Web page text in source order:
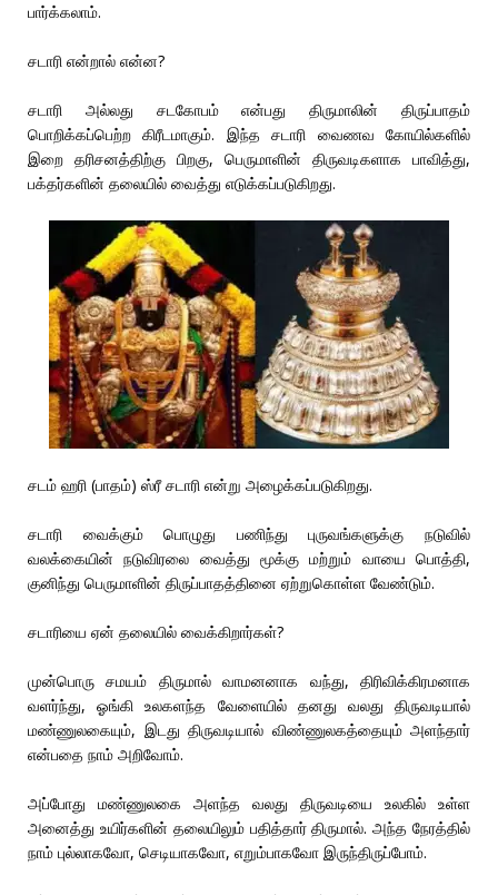
பார்க்கலாம்.
சடாரி என்றால் என்ன?
சடாரி அல்லது சடகோபம் என்பது திருமாலின் திருப்பாதம்
பொறிக்கப்பெற்ற கிரீடமாகும். இந்த சடாரி வைணவ கோயில்களில்
இறை தரிசனத்திற்கு பிறகு, பெருமாளின் திருவடிகளாக பாவித்து,
பக்தர்களின் தலையில் வைத்து எடுக்கப்படுகிறது.
சடம் ஹரி (பாதம்) ஸ்ரீ சடாரி என்று அழைக்கப்படுகிறது.
சடாரி வைக்கும் பொழுது பணிந்து புருவங்களுக்கு நடுவில்
வலக்கையின் நடுவிரலை வைத்து மூக்கு மற்றும் வாயை பொத்தி,
குனிந்து பெருமாளின் திருப்பாதத்தினை ஏற்றுகொள்ள வேண்டும்.
சடாரியை ஏன் தலையில் வைக்கிறார்கள்?
முன்பொரு சமயம் திருமால் வாமனனாக வந்து, திரிவிக்கிரமனாக
வளர்ந்து, ஓங்கி உலகளந்த வேளையில் தனது வலது திருவடியால்
மண்ணுலகையும், இடது திருவடியால் விண்ணுலகத்தையும் அளந்தார்
என்பதை நாம் அறிவோம்.
அப்போது மண்ணுலகை அளந்த வலது திருவடியை உலகில் உள்ள
அனைத்து உயிர்களின் தலையிலும் பதித்தார் திருமால். அந்த நேரத்தில்
நாம் புல்லாகவோ, செடியாகவோ, எறும்பாகவோ இருந்திருப்போம்.